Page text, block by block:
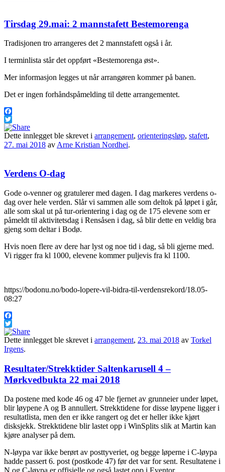
Tirsdag 29.mai: 2 mannstafett Bestemorenga
Tradisjonen tro arrangeres det 2 mannstafett også i år.
I terminlista står det oppført «Bestemorenga øst».
Mer informasjon legges ut når arrangøren kommer på banen.
Det er ingen forhåndspåmelding til dette arrangementet.
Facebook
Twitter
Dette innlegget ble skrevet i arrangement, orienteringsløp, stafett,
27. mai 2018 avArne Kristian Nordhei.
Verdens O-dag
Gode o-venner og gratulerermed dagen. I dag markeres verdens o-
dag over hele verden. Slår vi sammen alle som deltok på løpet i går,
alle som skal ut på tur-orientering i dag og de 175 elevene som er
påmeldt til aktivitetsdag i Rensåsen i dag, så blir dette en veldig bra
gjeng som deltar i Bodø.
Hvis noen flere av dere har lyst og noe tid i dag, så bli gjerne med.
Vi rigger fra kl 1000, elevene kommer puljevis fra kl 1100.
https://bodonu.no/bodo-lopere-vil-bidra-til-verdensrekord/18.05-
08:27
Facebook
Twitter
Dette innlegget ble skrevet i arrangement, 23. mai 2018 av Torkel
Irgens.
Resultater/Strekktider Saltenkarusell 4 –
Mørkvedbukta 22 mai 2018
Da postene med kode 46 og 47 ble fjernet av grunneier under løpet,
blir løypene A og B annullert. Strekktidene for disse løypene ligger i
resultatlista, men den er ikke rangert og det er heller ikke kjørt
disksjekk. Strekktidene blir lastet opp i WinSplits slik at Martin kan
kjøre analyser på dem.
N-løypa var ikke berørt av posttyveriet, og begge løperne i C-løypa
hadde passert 6. post (postkode 47) før det var for sent. Resultatene i